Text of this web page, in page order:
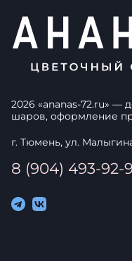
2026 «ananas-72.ru» —
шаров, оформление
г. Тюмень, ул.
8 (904) 493-92-